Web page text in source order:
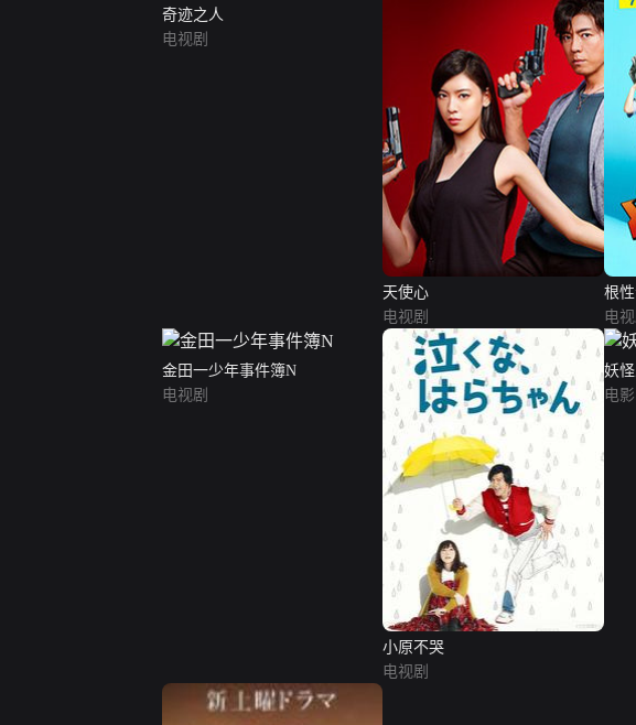
奇迹之人
电视剧
天使心
电视剧
根
电视
金田一少年事件簿N
电视剧
小原不哭
电视剧
妖
电影